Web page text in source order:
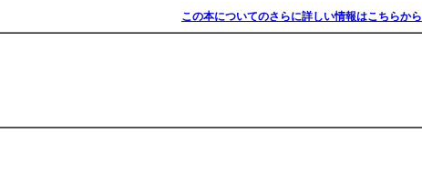
この本についてのさらに詳しい情報はこちらから